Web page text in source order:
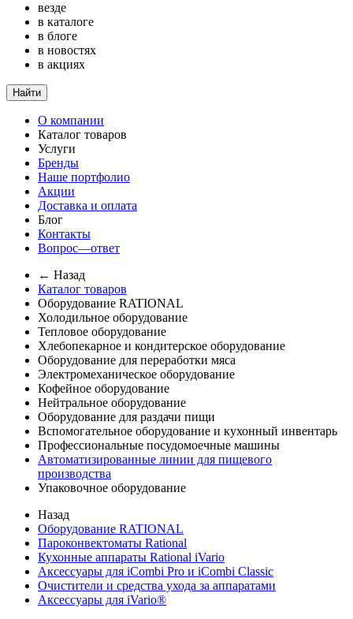
везде
в каталоге
в блоге
в новостях
в акциях
Найти
О компании
Каталог товаров
Услуги
Бренды
Наше портфолио
Акции
Доставка и оплата
Блог
Контакты
Вопрос—ответ
← Назад
Каталог товаров
Оборудование RATIONAL
Холодильное оборудование
Тепловое оборудование
Хлебопекарное и кондитерское оборудование
Оборудование для переработки мяса
Электромеханическое оборудование
Кофейное оборудование
Нейтральное оборудование
Оборудование для раздачи пищи
Вспомогательное оборудование и кухонный инвентарь
Профессиональные посудомоечные машины
Автоматизированные линии для пищевого
производства
Упаковочное оборудование
Назад
Оборудование RATIONAL
Пароконвектоматы Rational
Кухонные аппараты Rational iVario
Аксессуары для iCombi Pro и iCombi Classic
Очистители и средства ухода за аппаратами
Аксессуары для iVario®